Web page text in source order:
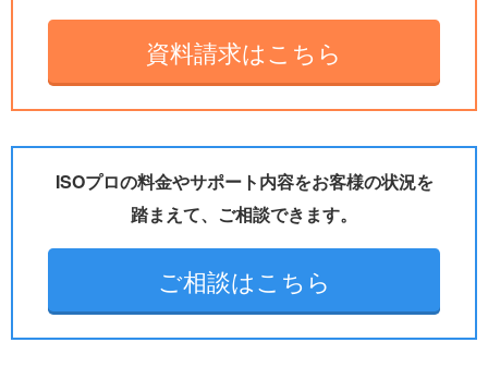
資料請求はこちら
ISOプロの料金やサポート内容をお客様の状況を
踏まえて、ご相談できます。
ご相談はこちら